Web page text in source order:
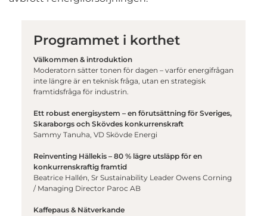
Programmet i korthet
Välkommen & introduktion
Moderatorn sätter tonen för dagen – varför energifrågan
inte längre är en teknisk fråga, utan en strategisk
framtidsfråga för industrin.
Ett robust energisystem – en förutsättning för Sveriges,
Skaraborgs och Skövdes konkurrenskraft
Sammy Tanuha, VD Skövde Energi
Reinventing Hällekis – 80 % lägre utsläpp för en
konkurrenskraftig framtid
Beatrice Hallén, Sr Sustainability Leader Owens Corning
/ Managing Director Paroc AB
Kaffepaus & Nätverkande